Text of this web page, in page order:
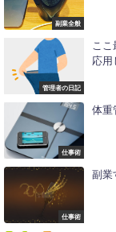
副業全般
管理者の日記
こ
応用
仕事術
体重
仕事術
副業